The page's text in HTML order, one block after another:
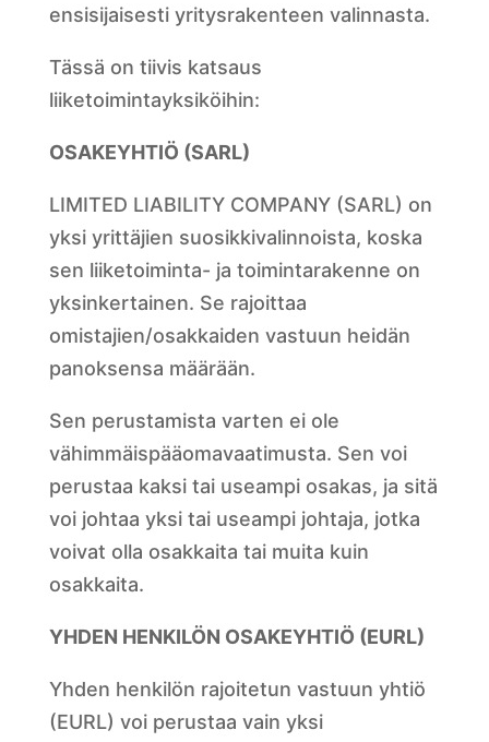
ensisijaisesti yritysrakenteen valinnasta.
Tässä on tiivis katsaus
liiketoimintayksiköihin:
OSAKEYHTIÖ (SARL)
LIMITED LIABILITY COMPANY (SARL) on
yksi yrittäjien suosikkivalinnoista, koska
sen liiketoiminta- ja toimintarakenne on
yksinkertainen. Se rajoittaa
omistajien/osakkaiden vastuun heidän
panoksensa määrään.
Sen perustamista varten ei ole
vähimmäispääomavaatimusta. Sen voi
perustaa kaksi tai useampi osakas, ja sitä
voi johtaa yksi tai useampi johtaja, jotka
voivat olla osakkaita tai muita kuin
osakkaita.
YHDEN HENKILÖN OSAKEYHTIÖ (EURL)
Yhden henkilön rajoitetun vastuun yhtiö
(EURL) voi perustaa vain yksi